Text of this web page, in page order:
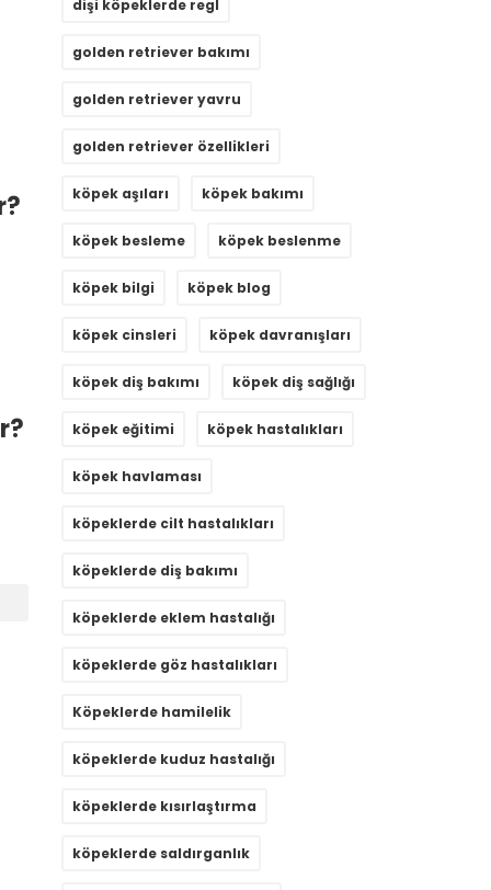
dişi köpeklerde regl
golden retriever bakımı
golden retriever yavru
golden retriever özellikleri
köpek aşıları köpek bakımı
köpek besleme köpek beslenme
köpek bilgi köpek blog
köpek cinsleri köpek davranışları
köpek diş bakımı köpek diş sağlığı
köpek eğitimi köpek hastalıkları
köpek havlaması
köpeklerde cilt hastalıkları
köpeklerde diş bakımı
köpeklerde eklem hastalığı
köpeklerde göz hastalıkları
Köpeklerde hamilelik
köpeklerde kuduz hastalığı
köpeklerde kısırlaştırma
köpeklerde saldırganlık